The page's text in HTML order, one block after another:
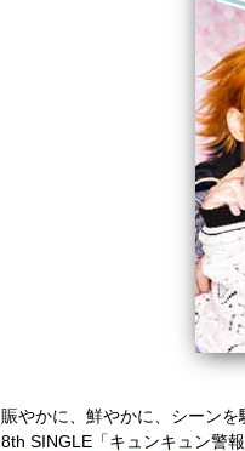
賑やかに、鮮やかに、シーン
8th SINGLE「キュンキュン警